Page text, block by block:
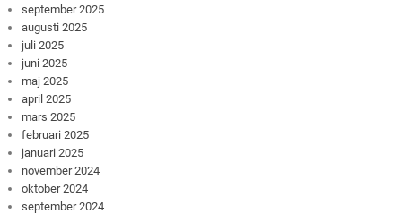
september 2025
augusti 2025
juli 2025
juni 2025
maj 2025
april 2025
mars 2025
februari 2025
januari 2025
november 2024
oktober 2024
september 2024